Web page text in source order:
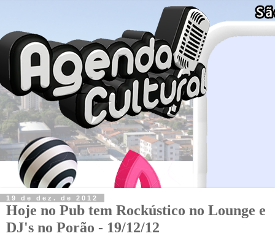
19 de dez. de 2012
Hoje no Pub tem Rockústico no Lounge e
DJ's no Porão - 19/12/12